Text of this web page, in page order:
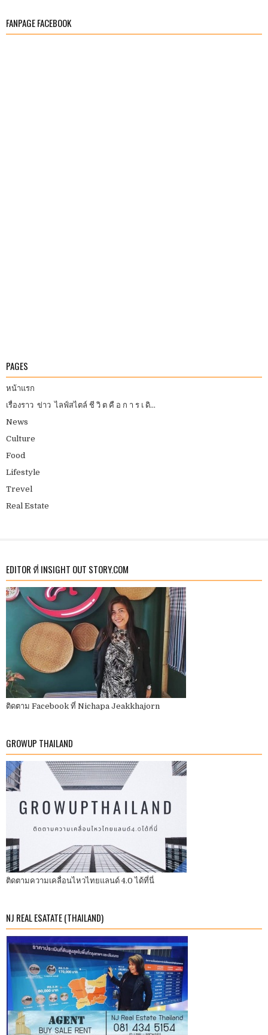
FANPAGE FACEBOOK
PAGES
หน้าแรก
เรื่องราว ข่าว ไลฟ์สไตล์ ชี วิ ต คื อ ก า ร เ ดิ...
News
Culture
Food
Lifestyle
Trevel
Real Estate
EDITOR ที่ INSIGHT OUT STORY.COM
ติดตาม Facebook ที่ Nichapa Jeakkhajorn
GROWUP THAILAND
ติดตามความเคลื่อนไหวไทยแลนด์ 4.0 ได้ที่นี่
NJ REAL ESATATE (THAILAND)